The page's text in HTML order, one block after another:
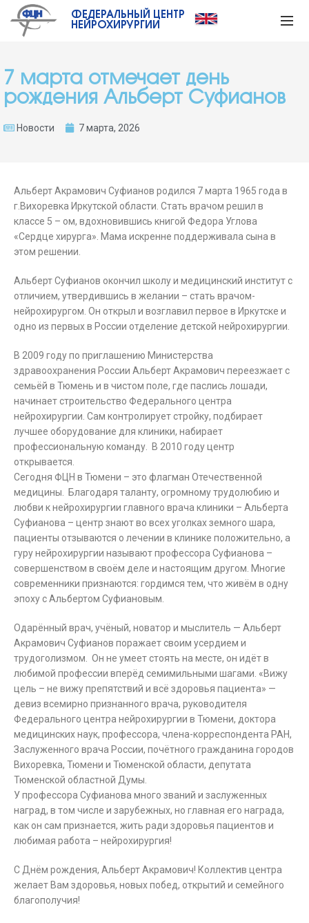
ФЕДЕРАЛЬНЫЙ ЦЕНТР
НЕЙРОХИРУРГИИ
7 марта отмечает день
рождения Альберт Суфианов
Новости 7 марта, 2026
Альберт Акрамович Суфианов родился 7 марта 1965 года в
г.Вихоревка Иркутской области. Стать врачом решил в
классе 5 – ом, вдохновившись книгой Федора Углова
«Сердце хирурга». Мама искренне поддерживала сына в
этом решении.
Альберт Суфианов окончил школу и медицинский институт с
отличием, утвердившись в желании – стать врачом-
нейрохирургом. Он открыл и возглавил первое в Иркутске и
одно из первых в России отделение детской нейрохирургии.
В 2009 году по приглашению Министерства
здравоохранения России Альберт Акрамович переезжает с
семьёй в Тюмень и в чистом поле, где паслись лошади,
начинает строительство Федерального центра
нейрохирургии. Сам контролирует стройку, подбирает
лучшее оборудование для клиники, набирает
профессиональную команду. В 2010 году центр
открывается.
Сегодня ФЦН в Тюмени – это флагман Отечественной
медицины. Благодаря таланту, огромному трудолюбию и
любви к нейрохирургии главного врача клиники – Альберта
Суфианова – центр знают во всех уголках земного шара,
пациенты отзываются о лечении в клинике положительно, а
гуру нейрохирургии называют профессора Суфианова –
совершенством в своём деле и настоящим другом. Многие
современники признаются: гордимся тем, что живём в одну
эпоху с Альбертом Суфиановым.
Одарённый врач, учёный, новатор и мыслитель — Альберт
Акрамович Суфианов поражает своим усердием и
трудоголизмом. Он не умеет стоять на месте, он идёт в
любимой профессии вперёд семимильными шагами. «Вижу
цель – не вижу препятствий и всё здоровья пациента» —
девиз всемирно признанного врача, руководителя
Федерального центра нейрохирургии в Тюмени, доктора
медицинских наук, профессора, члена-корреспондента РАН,
Заслуженного врача России, почётного гражданина городов
Вихоревка, Тюмени и Тюменской области, депутата
Тюменской областной Думы.
У профессора Суфианова много званий и заслуженных
наград, в том числе и зарубежных, но главная его награда,
как он сам признается, жить ради здоровья пациентов и
любимая работа – нейрохирургия!
С Днём рождения, Альберт Акрамович! Коллектив центра
желает Вам здоровья, новых побед, открытий и семейного
благополучия!